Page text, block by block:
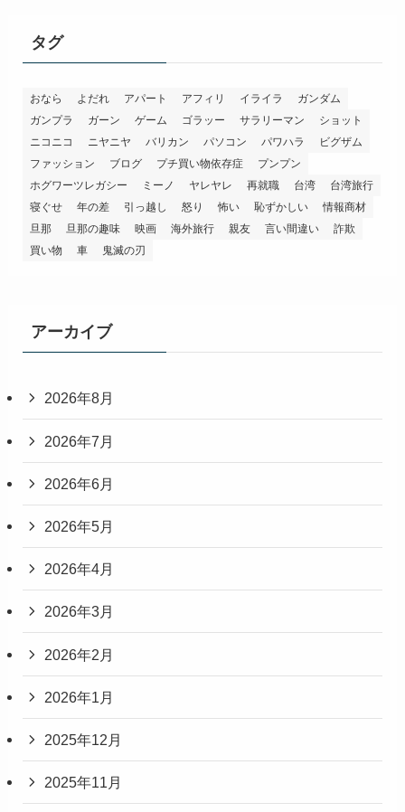
タグ
おなら よだれ アパート アフィリ イライラ
ガンダム
ガンプラ
ガーン ゲーム ゴラッー サラリーマン
ショット
ニコニコ
ニヤニヤ バリカン パソコン パワハラ
ビグザム
ファッション
ブログ プチ買い物依存症
プンプン
ホグワーツレガシー
ミーノ ヤレヤレ 再就職 台湾
台湾旅行
寝ぐせ
年の差 引っ越し 怒り 怖い 恥ずかしい
情報商材
旦那
旦那の趣味 映画 海外旅行 親友 言い間違い
詐欺
買い物
車 鬼滅の刃
アーカイブ
2026年8月
2026年7月
2026年6月
2026年5月
2026年4月
2026年3月
2026年2月
2026年1月
2025年12月
2025年11月